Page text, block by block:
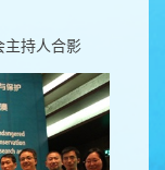
主持人合影